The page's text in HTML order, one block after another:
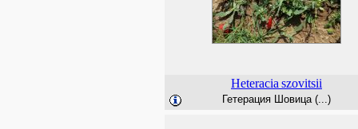
Heteracia szovitsii
Гетерация Шовица (...)